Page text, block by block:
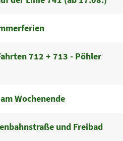
712 + 713 - Pöhler
Wochenende
und Freibad